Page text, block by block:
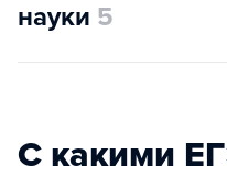
науки 5
С какими